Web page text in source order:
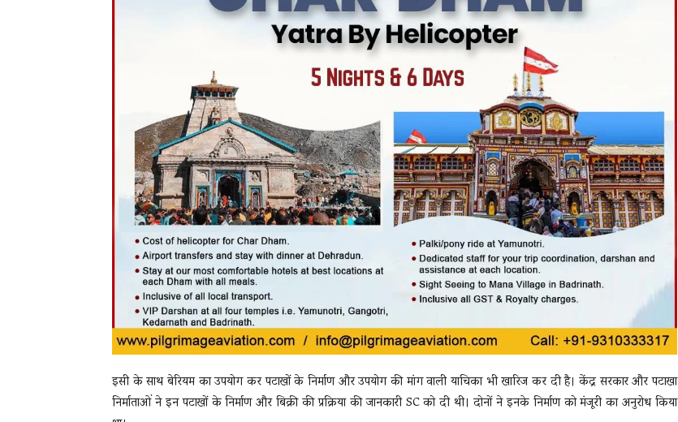
इसी के साथ बेरियम का उपयोग कर पटाखों के निर्माण और उपयोग की मांग वाली याचिका भी खारिज कर दी है। केंद्र सरकार और पटाखा
निर्माताओं ने इन पटाखों के निर्माण और बिक्री की प्रक्रिया की जानकारी SC को दी थी। दोनों ने इनके निर्माण को मंजूरी का अनुरोध किया